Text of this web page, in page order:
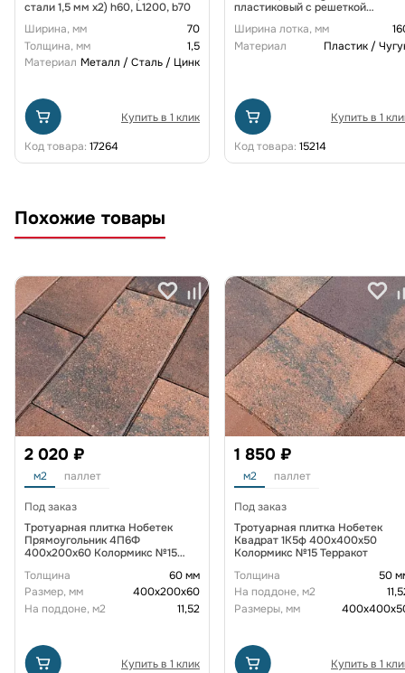
стали 1,5 мм x2) h60, L1200, b70
Ширина, мм
70
Толщина, мм
1,5
Материал Металл / Сталь / Цинк
Купить в 1 клик
Код товара: 17264
пластиковый с решеткой
(комплект) 0805034-М
Ширина лотка, мм
Материал
Пластик /
Купить в 1
Код товара: 15214
Похожие товары
2 020 ₽
м2 паллет
Под заказ
Тротуарная плитка Нобетек
Прямоугольник 4П6Ф
400x200x60 Колормикс №15
Толщина
60 мм
Размер, мм
400х200х60
На поддоне, м2
11,52
Купить в 1 клик
1 850 ₽
м2 паллет
Под заказ
Тротуарная плитка Нобетек
Квадрат 1К5ф 400x400x50
Колормикс №15 Терракот
Толщина
50
На поддоне, м2
Размеры, мм
Купить в 1